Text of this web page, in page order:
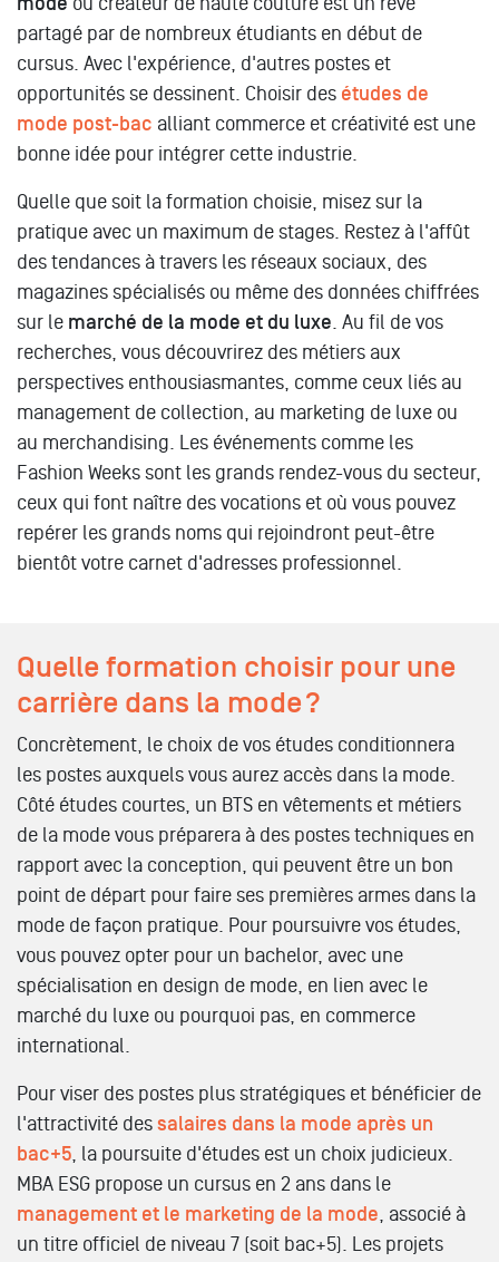
partagé par de nombreux étudiants en début de
cursus. Avec l'expérience, d'autres postes et
opportunités se dessinent. Choisir des études de
mode post-bac alliant commerce et créativité est une
bonne idée pour intégrer cette industrie.
Quelle que soit la formation choisie, misez sur la
pratique avec un maximum de stages. Restez à l'affût
des tendances à travers les réseaux sociaux, des
magazines spécialisés ou même des données chiffrées
sur le marché de la mode et du luxe . Au fil de vos
recherches, vous découvrirez des métiers aux
perspectives enthousiasmantes, comme ceux liés au
management de collection, au marketing de luxe ou
au merchandising. Les événements comme les
Fashion Weeks sont les grands rendez-vous du secteur,
ceux qui font naître des vocations et où vous pouvez
repérer les grands noms qui rejoindront peut-être
bientôt votre carnet d'adresses professionnel.
Quelle formation choisir pour une
carrière dans la mode ?
Concrètement, le choix de vos études conditionnera
les postes auxquels vous aurez accès dans la mode.
Côté études courtes, un BTS en vêtements et métiers
de la mode vous préparera à des postes techniques en
rapport avec la conception, qui peuvent être un bon
point de départ pour faire ses premières armes dans la
mode de façon pratique. Pour poursuivre vos études,
vous pouvez opter pour un bachelor, avec une
spécialisation en design de mode, en lien avec le
marché du luxe ou pourquoi pas, en commerce
international.
Pour viser des postes plus stratégiques et bénéficier de
l'attractivité des salaires dans la mode après un
bac+5 , la poursuite d'études est un choix judicieux.
MBA ESG propose un cursus en 2 ans dans le
management et le marketing de la mode , associé à
un titre officiel de niveau 7 (soit bac+5). Les projets